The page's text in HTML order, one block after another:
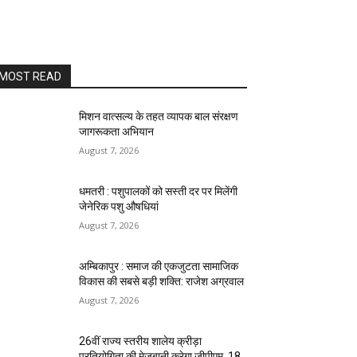
MOST READ
मिशन वात्सल्य के तहत व्यापक बाल संरक्षण
जागरूकता अभियान
August 7, 2026
धमतरी : पशुपालकों को सस्ती दर पर मिलेंगी
जेनेरिक पशु औषधियां
August 7, 2026
अम्बिकापुर : समाज की एकजुटता सामाजिक
विकास की सबसे बड़ी शक्ति: राजेश अग्रवाल
August 7, 2026
26वीं राज्य स्तरीय शालेय क्रीड़ा